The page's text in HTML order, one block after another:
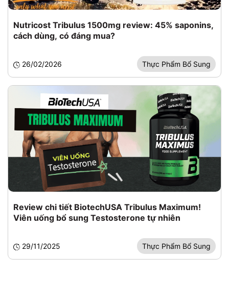
Nutricost Tribulus 1500mg review: 45% saponins,
cách dùng, có đáng mua?
26/02/2026 Thực Phẩm Bổ Sung
Review chi tiết BiotechUSA Tribulus Maximum!
Viên uống bổ sung Testosterone tự nhiên
29/11/2025 Thực Phẩm Bổ Sung